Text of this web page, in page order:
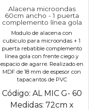
Alacena microondas
60cm ancho - 1 puerta
complemento línea gola
Modulo de alacena con
cubículo para microondas + 1
puerta rebatible complemento
línea gola con frente ciego y
espacio de agarre. Realizado en
MDF de 18 mm de espesor con
tapacantos de PVC
Código: AL MIC G- 60
Medidas: 72cm x